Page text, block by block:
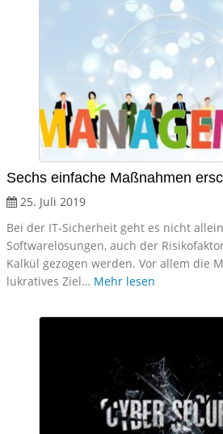
Sechs einfache Maßnahmen
25. Juli 2019
Bei der IT-Sicherheit geht es nicht
Softwarelösungen, auch der
Kalkül gezogen werden. Vor allem die
lukratives Ziel… Mehr lesen